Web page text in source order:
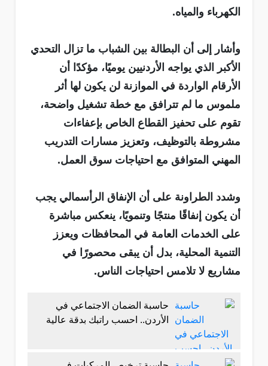
الكهرباء والمياه.
وأشار إلى أن البطالة بين الشباب ما تزال التحدي
الأكبر الذي يواجه الأردنيين يوميًا، مؤكدًا أن
الأرقام الواردة في الموازنة لن يكون لها أثر
ملموس ما لم تترافق مع خطة تشغيل واضحة،
تقوم على تحفيز القطاع الخاص بإعفاءات
مشروطة بالتوظيف، وتعزيز مسارات التدريب
المهني المتوافق مع احتياجات سوق العمل.
وشدد الطراونة على أن الإنفاق الرأسمالي يجب
أن يكون إنفاقًا منتجًا وتنمويًا، ينعكس مباشرة
على الخدمات العامة في المحافظات ويعزز
التنمية المحلية، بدل أن يبقى محصورًا في
مشاريع لا تلامس احتياجات الناس.
حاسبة الضمان الاجتماعي في
الأردن.. احسب راتبك بدقة عالية